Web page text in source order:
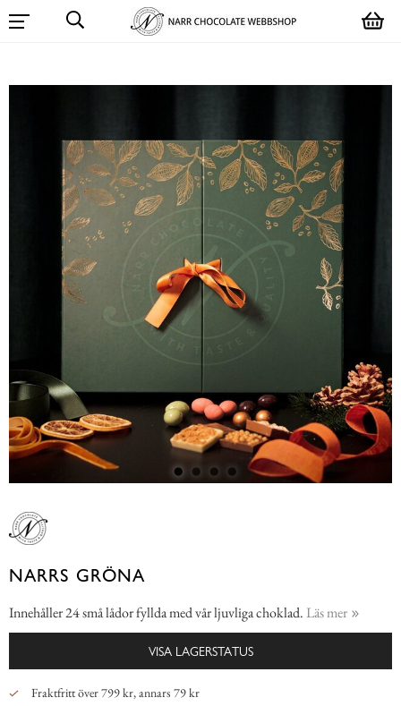
NARRS GRÖNA
Innehåller 24 små lådor fyllda med vår ljuvliga choklad. Läs mer
VISA LAGERSTATUS
Fraktfritt över 799 kr, annars 79 kr